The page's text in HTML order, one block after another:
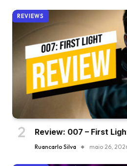
REVIEWS
Review: 007 – First
Ruancarlo Silva maio 26,